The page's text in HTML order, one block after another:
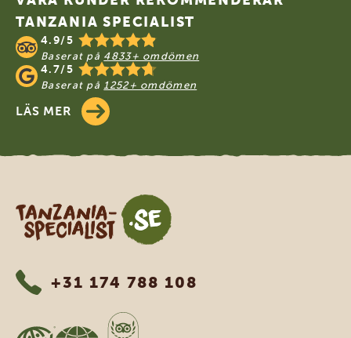
TANZANIA SPECIALIST
4.9/5
Baserat på 4833+ omdömen
4.7/5
Baserat på 1252+ omdömen
LÄS MER
Tanzania Specialist
+31 174 788 108